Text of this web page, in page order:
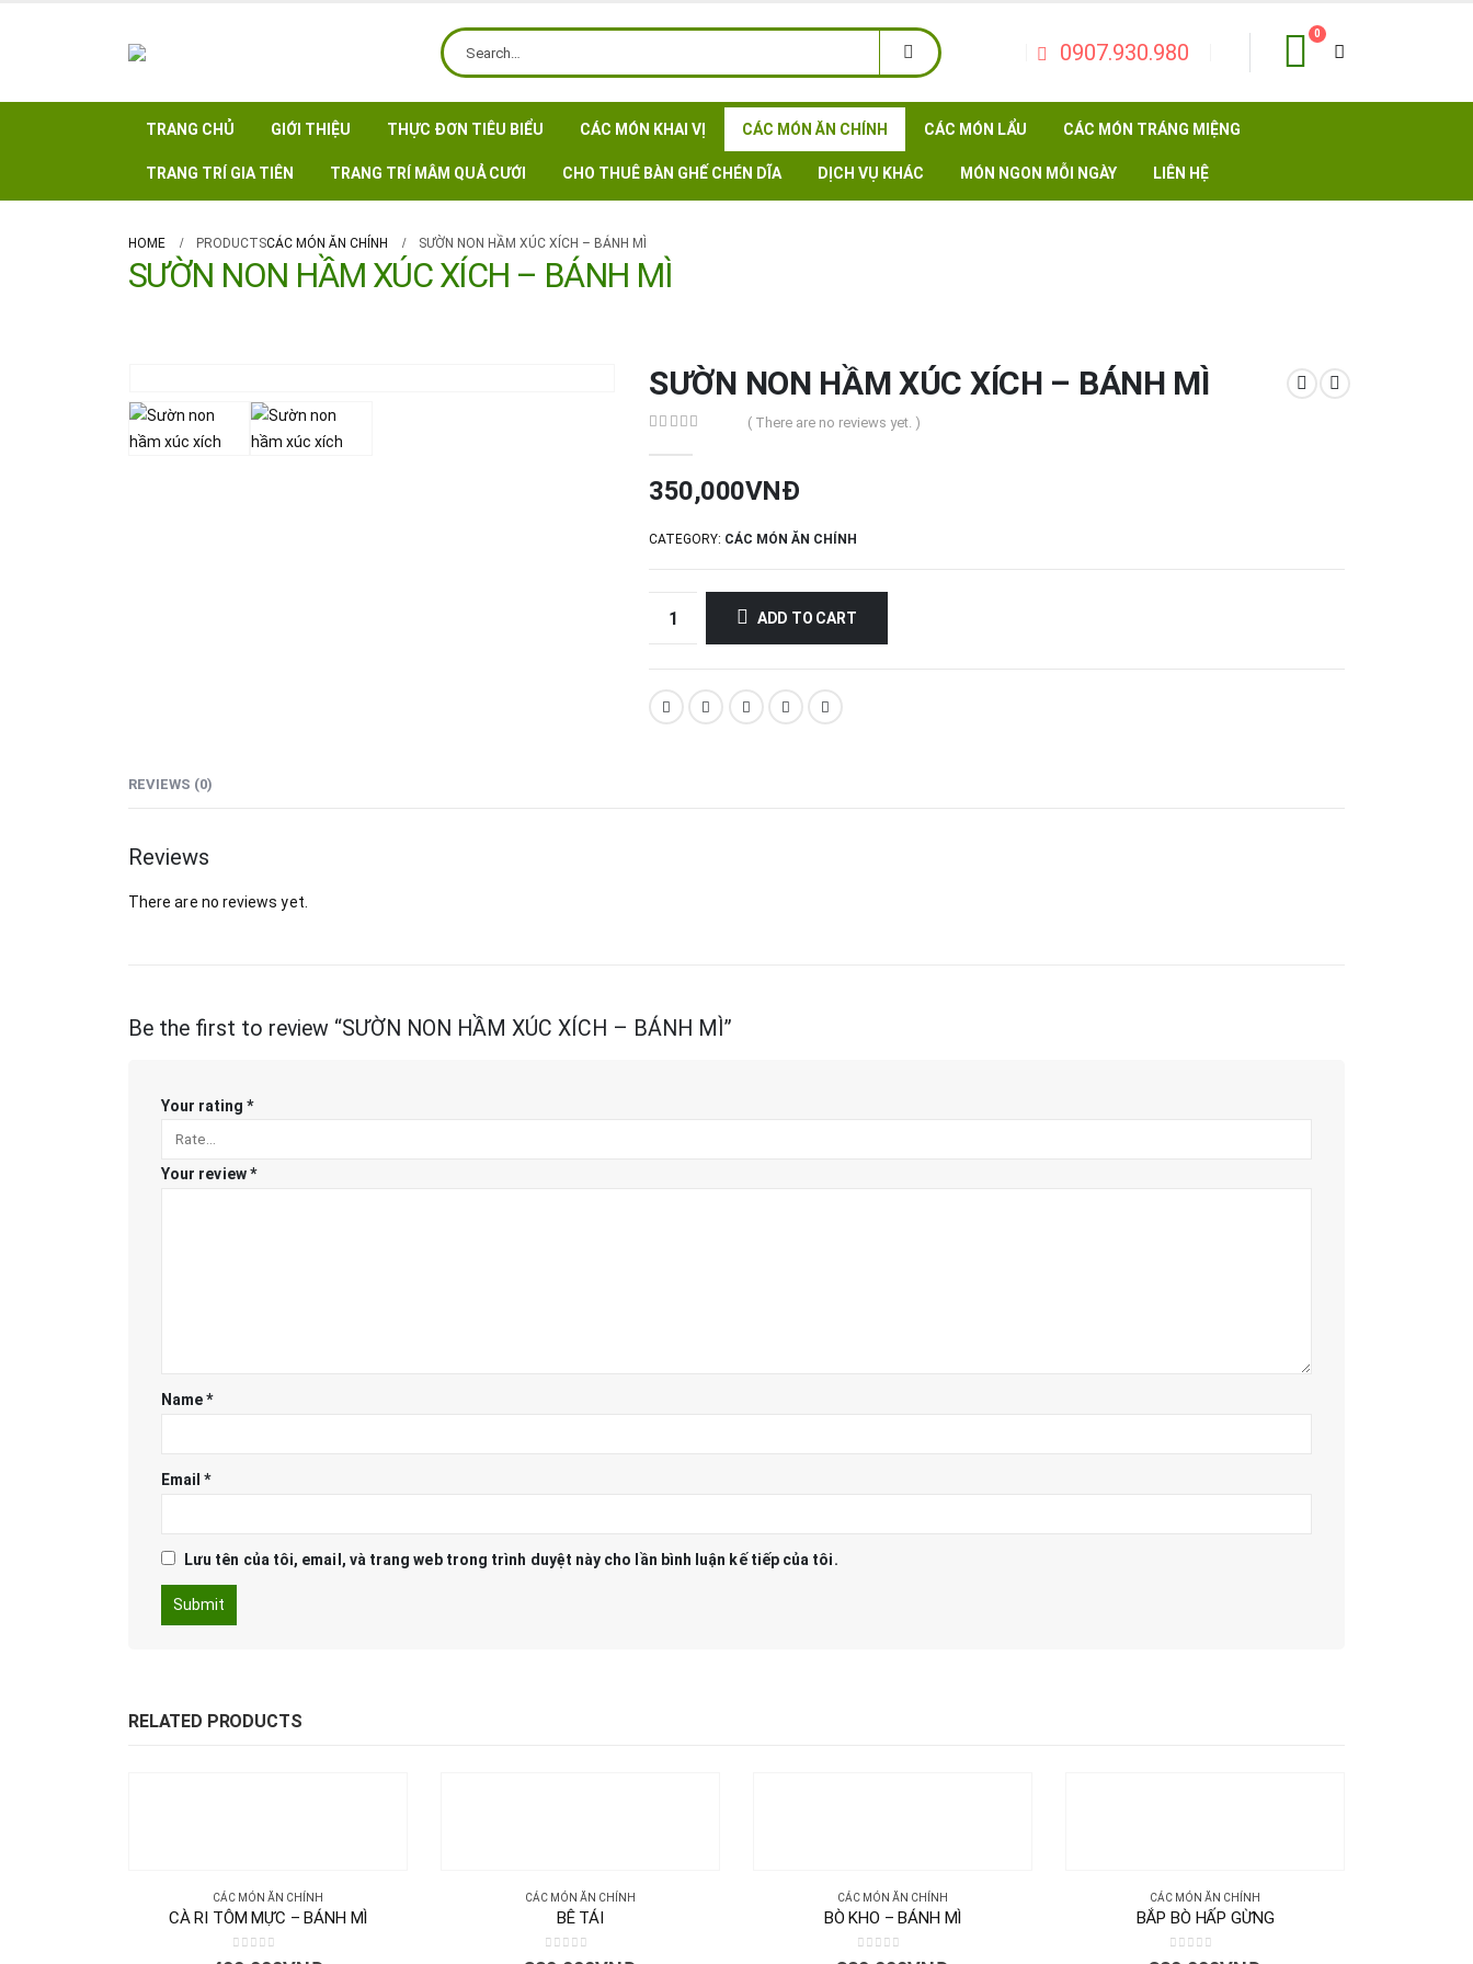
0907.930.980
0
TRANG CHỦ GIỚI THIỆU THỰC ĐƠN TIÊU BIỂU CÁC MÓN KHAI VỊ CÁC MÓN ĂN CHÍNH CÁC MÓN LẨU CÁC MÓN TRÁNG MIỆNG
TRANG TRÍ GIA TIÊN TRANG TRÍ MÂM QUẢ CƯỚI CHO THUÊ BÀN GHẾ CHÉN DĨA DỊCH VỤ KHÁC MÓN NGON MỖI NGÀY LIÊN HỆ
HOME PRODUCTSCÁC MÓN ĂN CHÍNH SƯỜN NON HẦM XÚC XÍCH – BÁNH MÌ
SƯỜN NON HẦM XÚC XÍCH – BÁNH MÌ
SƯỜN NON HẦM XÚC XÍCH – BÁNH MÌ
( There are no reviews yet. )
350,000VNĐ
CATEGORY: CÁC MÓN ĂN CHÍNH
ADD TO CART
REVIEWS (0)
Reviews
There are no reviews yet.
Be the first to review “SƯỜN NON HẦM XÚC XÍCH – BÁNH MÌ”
Your rating *
Your review*
Name*
Email*
Lưu tên của tôi, email, và trang web trong trình duyệt này cho lần bình luận kế tiếp của tôi.
RELATED PRODUCTS
CÁC MÓN ĂN CHÍNH
CÀ RI TÔM MỰC – BÁNH MÌ
0out of 5
CÁC MÓN ĂN CHÍNH
BÊ TÁI
0out of 5
CÁC MÓN ĂN CHÍNH
BÒ KHO – BÁNH MÌ
0out of 5
CÁC MÓN ĂN CHÍNH
BẮP BÒ HẤP GỪNG
0out of 5